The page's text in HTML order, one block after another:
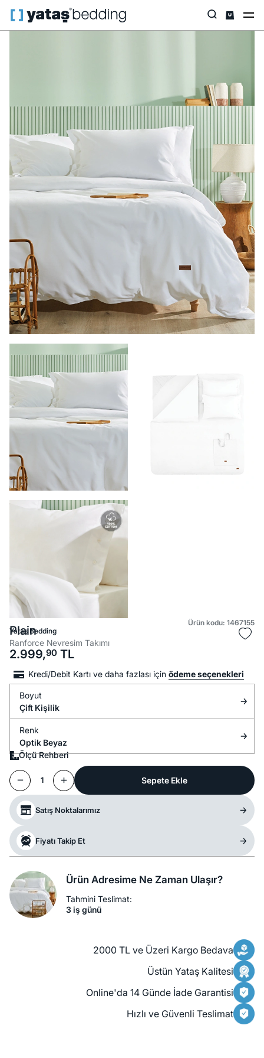
Anasayfa Ev Tekstili Tüm Ev Tekstili Nevresim Takımı & Seti
Ürün kodu: 1467155
Yataş Bedding
Plain
Ranforce Nevresim Takımı
2.999,90 TL
Kredi/Debit Kartı ve daha fazlası için ödeme seçenekleri
Boyut
Çift Kişilik
Renk
Optik Beyaz
Ölçü Rehberi
1 Sepete Ekle
Satış Noktalarımız
Fiyatı Takip Et
Ürün Adresime Ne Zaman Ulaşır?
Tahmini Teslimat:
3 iş günü
2000 TL ve Üzeri Kargo Bedava
Üstün Yataş Kalitesi
Online'da 14 Günde İade Garantisi
Hızlı ve Güvenli Teslimat